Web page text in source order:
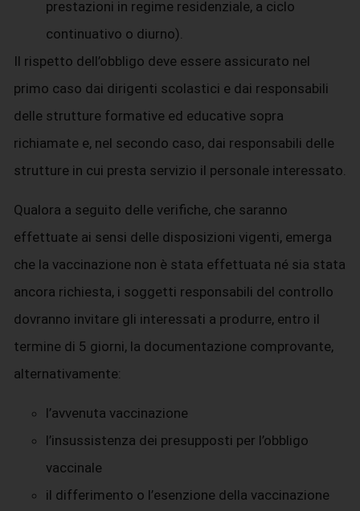
prestazioni in regime residenziale, a ciclo
continuativo o diurno).
Il rispetto dell’obbligo deve essere assicurato nel
primo caso dai dirigenti scolastici e dai responsabili
delle strutture formative ed educative sopra
richiamate e, nel secondo caso, dai responsabili delle
strutture in cui presta servizio il personale interessato.
Qualora a seguito delle verifiche, che saranno
effettuate ai sensi delle disposizioni vigenti, emerga
che la vaccinazione non è stata effettuata né sia stata
ancora richiesta, i soggetti responsabili del controllo
dovranno invitare gli interessati a produrre, entro il
termine di 5 giorni, la documentazione comprovante,
alternativamente:
l’avvenuta vaccinazione
l’insussistenza dei presupposti per l’obbligo
vaccinale
il differimento o l’esenzione della vaccinazione